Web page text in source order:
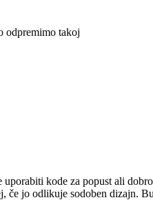
odpremimo takoj
kode za popust ali
če jo odlikuje sodoben dizajn.